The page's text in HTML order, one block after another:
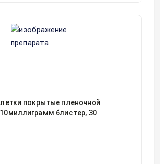
покрытые пленочной
блистер, 30